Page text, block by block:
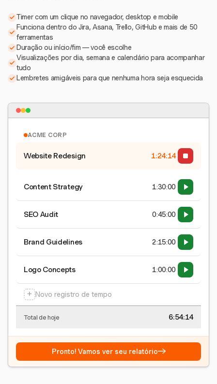
Timer com um clique no navegador, desktop e mobile
Funciona dentro do Jira, Asana, Trello, GitHub e mais de 50
ferramentas
Duração ou início/fim — você escolhe
Visualizações por dia, semana e calendário para acompanhar
tudo
Lembretes amigáveis para que nenhuma hora seja esquecida
ACME CORP
Website Redesign 1:24:15
Content Strategy 1:30:00
SEO Audit 0:45:00
Brand Guidelines 2:15:00
Logo Concepts 1:00:00
+ Novo registro de tempo
Total de hoje 6:54:15
Pronto! Vamos ver seu relatório→